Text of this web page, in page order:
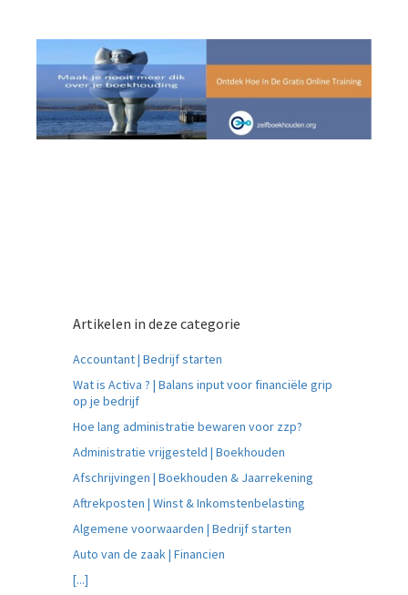
Artikelen in deze categorie
Accountant | Bedrijf starten
Wat is Activa ? | Balans input voor financiële grip
op je bedrijf
Hoe lang administratie bewaren voor zzp?
Administratie vrijgesteld | Boekhouden
Afschrijvingen | Boekhouden & Jaarrekening
Aftrekposten | Winst & Inkomstenbelasting
Algemene voorwaarden | Bedrijf starten
Auto van de zaak | Financien
[...]